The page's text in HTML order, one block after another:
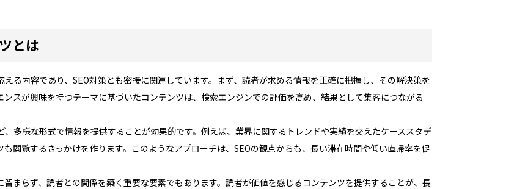
とは
る内容であり、SEO対策とも密接に関連しています。まず、読者が求める情報を正確に把握し、その解決策を
スが興味を持つテーマに基づいたコンテンツは、検索エンジンでの評価を高め、結果として集客につながる
多様な形式で情報を提供することが効果的です。例えば、業界に関するトレンドや実績を交えたケーススタデ
閲覧するきっかけを作ります。このようなアプローチは、SEOの観点からも、長い滞在時間や低い直帰率を促
まらず、読者との関係を築く重要な要素でもあります。読者が価値を感じるコンテンツを提供することが、長